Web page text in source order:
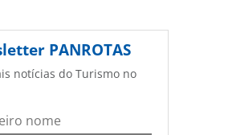
PANROTAS
notícias do Turismo no